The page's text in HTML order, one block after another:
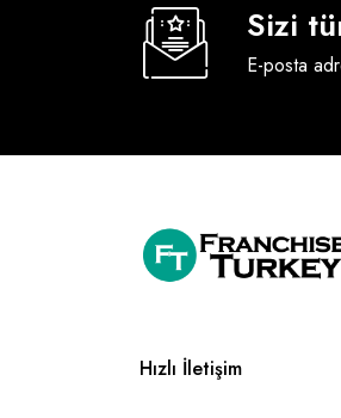
Sizi
E-posta
Hızlı İletişim